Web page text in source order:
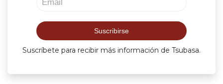
Suscríbete para recibir más información de Tsubasa.